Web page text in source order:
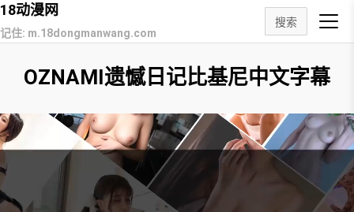
18动漫网
记住: m.18dongmanwang.com
搜索
OZNAMI遗憾日记比基尼中文字幕